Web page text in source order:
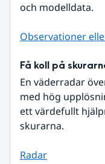
och modelldata.
Observationer
Få koll på
En väderradar
med hög
ett värdefullt
skurarna.
Radar